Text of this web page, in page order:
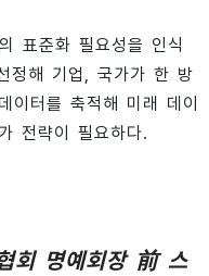
표준화 필요성을 인식
정해 기업, 국가가 한 방
이터를 축적해 미래 데이
전략이 필요하다.
회 명예회장 前 스